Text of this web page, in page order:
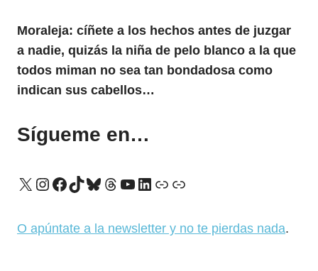
Moraleja: cíñete a los hechos antes de juzgar
a nadie, quizás la niña de pelo blanco a la que
todos miman no sea tan bondadosa como
indican sus cabellos…
Sígueme en…
X Instagram
Facebook
TikTok
Bluesky
Threads
YouTube
LinkedIn
Enlace
Enlace
O apúntate a la newsletter y no te pierdas nada.